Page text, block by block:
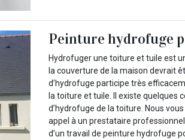
Peinture hydrofuge
Hydrofuger une toiture et tuile est
la couverture de la maison devrait
d’hydrofuge participe très
la toiture et tuile. Il existe quelques
d’hydrofuge de la toiture. Nous
appel à un prestataire
d’un travail de peinture hydrofuge